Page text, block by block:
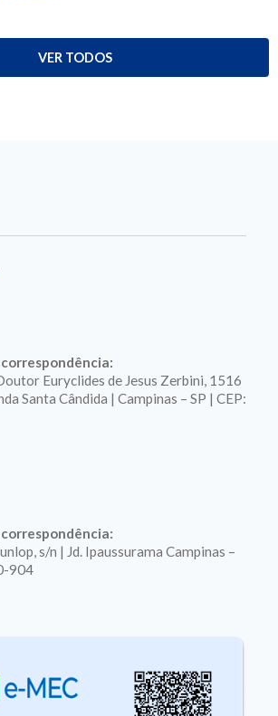
VER TODOS
Euryclides de Jesus Zerbini, 1516
Santa Cândida | Campinas – SP | CEP:
s/n | Jd. Ipaussurama Campinas –
904